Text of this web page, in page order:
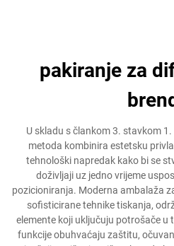
pakiranje za
U skladu s člankom 3. stavkom
metoda kombinira estetsku
tehnološki napredak kako bi se
doživljaji uz jedno vrijeme
pozicioniranja. Moderna ambalaža
sofisticirane tehnike tiskanja,
elemente koji uključuju potrošače u
funkcije obuhvaćaju zaštitu,